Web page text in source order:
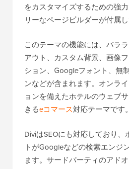
をカスタマイズするための強
リーなページビルダーが付属し
このテーマの機能には、パラ
アウト、カスタム背景、画像
ション、Googleフォント、無
ンなどが含まれます。オンラ
ョンを備えたホテルのウェブ
きるeコマース対応テーマです。
DiviはSEOにも対応しており、
トがGoogleなどの検索エンジ
ます。サードパーティのアド